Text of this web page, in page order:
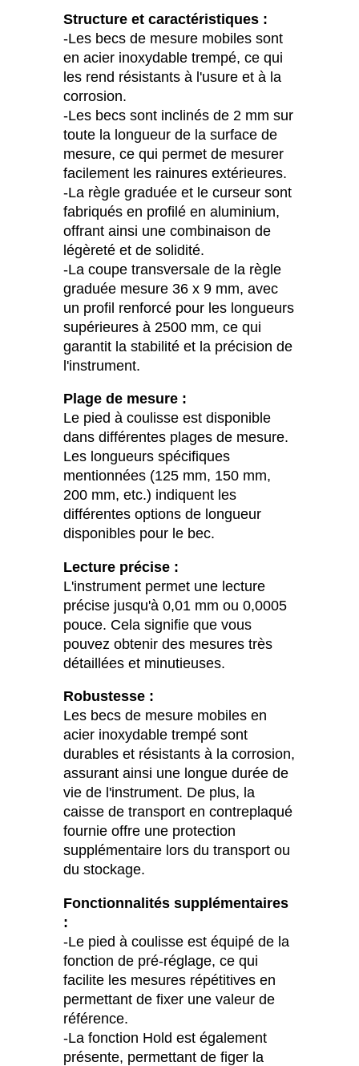
Structure et caractéristiques :
-Les becs de mesure mobiles sont
en acier inoxydable trempé, ce qui
les rend résistants à l'usure et à la
corrosion.
-Les becs sont inclinés de 2 mm sur
toute la longueur de la surface de
mesure, ce qui permet de mesurer
facilement les rainures extérieures.
-La règle graduée et le curseur sont
fabriqués en profilé en aluminium,
offrant ainsi une combinaison de
légèreté et de solidité.
-La coupe transversale de la règle
graduée mesure 36 x 9 mm, avec
un profil renforcé pour les longueurs
supérieures à 2500 mm, ce qui
garantit la stabilité et la précision de
l'instrument.
Plage de mesure :
Le pied à coulisse est disponible
dans différentes plages de mesure.
Les longueurs spécifiques
mentionnées (125 mm, 150 mm,
200 mm, etc.) indiquent les
différentes options de longueur
disponibles pour le bec.
Lecture précise :
L'instrument permet une lecture
précise jusqu'à 0,01 mm ou 0,0005
pouce. Cela signifie que vous
pouvez obtenir des mesures très
détaillées et minutieuses.
Robustesse :
Les becs de mesure mobiles en
acier inoxydable trempé sont
durables et résistants à la corrosion,
assurant ainsi une longue durée de
vie de l'instrument. De plus, la
caisse de transport en contreplaqué
fournie offre une protection
supplémentaire lors du transport ou
du stockage.
Fonctionnalités supplémentaires
:
-Le pied à coulisse est équipé de la
fonction de pré-réglage, ce qui
facilite les mesures répétitives en
permettant de fixer une valeur de
référence.
-La fonction Hold est également
présente, permettant de figer la